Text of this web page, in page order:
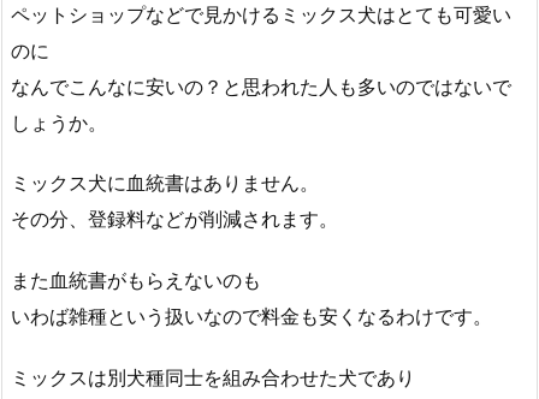
ペットショップなどで見かけるミックス犬はとても可愛い
のに
なんでこんなに安いの？と思われた人も多いのではないで
しょうか。
ミックス犬に血統書はありません。
その分、登録料などが削減されます。
また血統書がもらえないのも
いわば雑種という扱いなので料金も安くなるわけです。
ミックスは別犬種同士を組み合わせた犬であり